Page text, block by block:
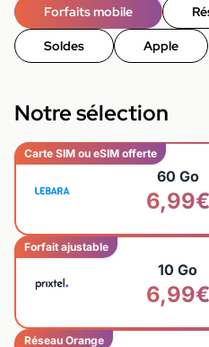
Forfaits mobile
Soldes Apple
Notre sélection
Carte SIM ou eSIM offerte
60 Go
6,99€
Forfait ajustable
10 Go
6,99€
Réseau Orange